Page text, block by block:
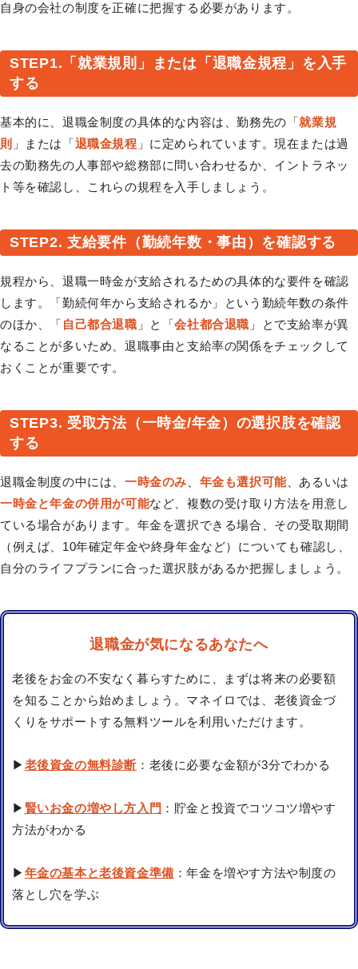
自身の会社の制度を正確に把握する必要があります。
STEP1.「就業規則」または「退職金規程」を入手
する
基本的に、退職金制度の具体的な内容は、勤務先の「就業規
則 」または「退職金規程 」に定められています。現在または過
去の勤務先の人事部や総務部に問い合わせるか、イントラネッ
ト等を確認し、これらの規程を入手しましょう。
STEP2. 支給要件（勤続年数・事由）を確認する
規程から、退職一時金が支給されるための具体的な要件を確認
します。「勤続何年から支給されるか」という勤続年数の条件
のほか、「 自己都合退職 」と「会社都合退職 」とで支給率が異
なることが多いため、退職事由と支給率の関係をチェックして
おくことが重要です。
STEP3. 受取方法（一時金/年金）の選択肢を確認
する
退職金制度の中には、 一時金のみ 年金も選択可能、あるいは
一時金と年金の併用が可能など、複数の受け取り方法を用意し
ている場合があります。年金を選択できる場合、その受取期間
（例えば、10年確定年金や終身年金など）についても確認し、
自分のライフプランに合った選択肢があるか把握しましょう。
退職金が気になるあなたへ
老後をお金の不安なく暮らすために、まずは将来の必要額
を知ることから始めましょう。マネイロでは、老後資金づ
くりをサポートする無料ツールを利用いただけます。
▶ 老後資金の無料診断 ：老後に必要な金額が3分でわかる
▶ 賢いお金の増やし方入門 ：貯金と投資でコツコツ増やす
方法がわかる
▶ 年金の基本と老後資金準備 ：年金を増やす方法や制度の
落とし穴を学ぶ